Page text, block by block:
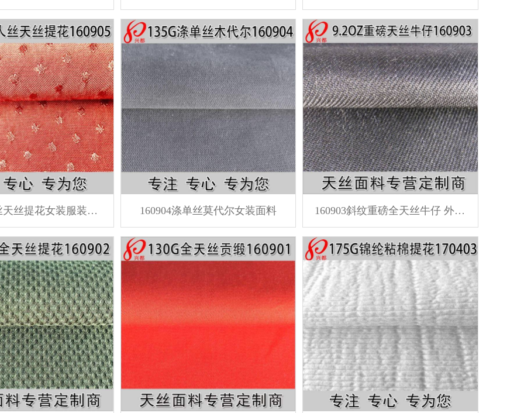
160905人丝天丝提花女装服装面料 160904涤单丝莫代尔女装面料 160903斜纹重磅全天丝牛仔 外套面料